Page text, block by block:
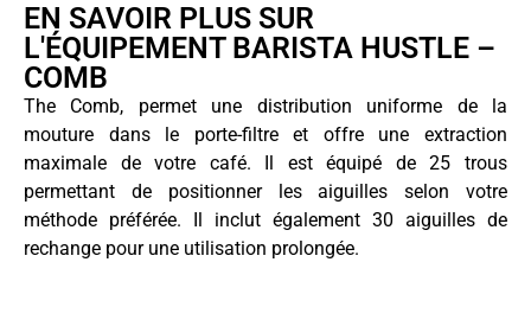
EN SAVOIR PLUS SUR
L'ÉQUIPEMENT BARISTA HUSTLE –
COMB
The Comb, permet une distribution uniforme de la
mouture dans le porte-filtre et offre une extraction
maximale de votre café. Il est équipé de 25 trous
permettant de positionner les aiguilles selon votre
méthode préférée. Il inclut également 30 aiguilles de
rechange pour une utilisation prolongée.